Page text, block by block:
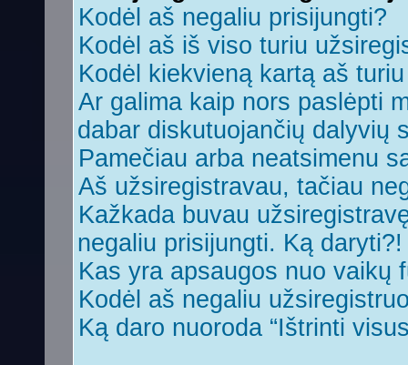
Kodėl aš negaliu prisijungti?
Kodėl aš iš viso turiu
Kodėl kiekvieną kartą aš
Ar galima kaip nors paslėpti
dabar diskutuojančių dalyvių
Pamečiau arba neatsimenu
Aš užsiregistravau, tačiau
Kažkada buvau
negaliu prisijungti. Ką daryti?!
Kas yra apsaugos nuo vaikų
Kodėl aš negaliu
Ką daro nuoroda “Ištrinti